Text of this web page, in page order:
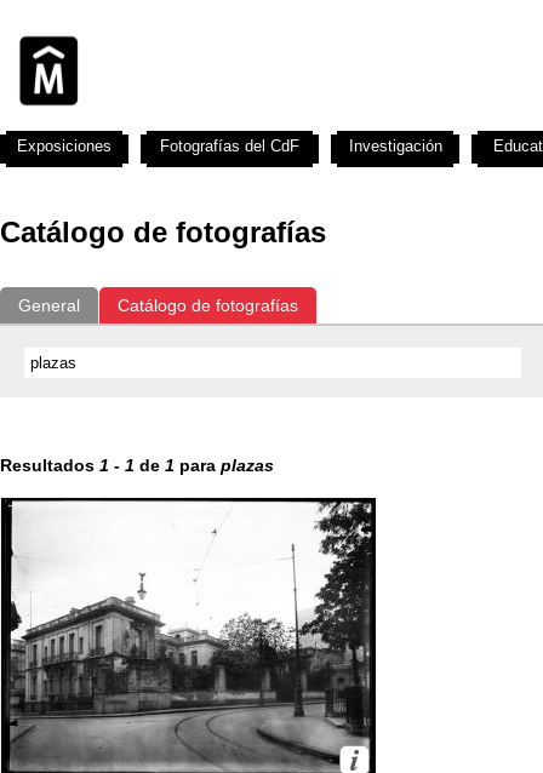
Catálogo de fotografías
General Catálogo de fotografías
Resultados 1 - 1 de 1 para plazas
Exposiciones Fotografías del CdF Investigación